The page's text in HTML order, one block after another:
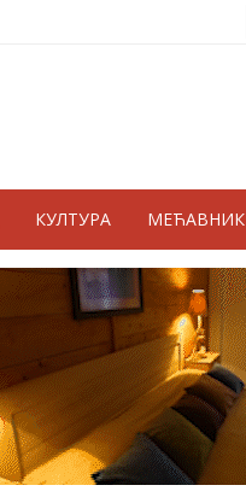
КУЛТУРА МЕЋАВНИК